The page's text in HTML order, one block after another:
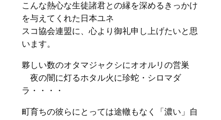
こんな熱心な生徒諸君との縁を深めるきっかけ
を与えてくれた日本ユネ
スコ協会連盟に、心より御礼申し上げたいと思
います。
夥しい数のオタマジャクシにオオルリの営巣
夜の闇に灯るホタル火に珍蛇・シロマダ
ラ・・・・
町育ちの彼らにとっては途轍もなく「濃い」自